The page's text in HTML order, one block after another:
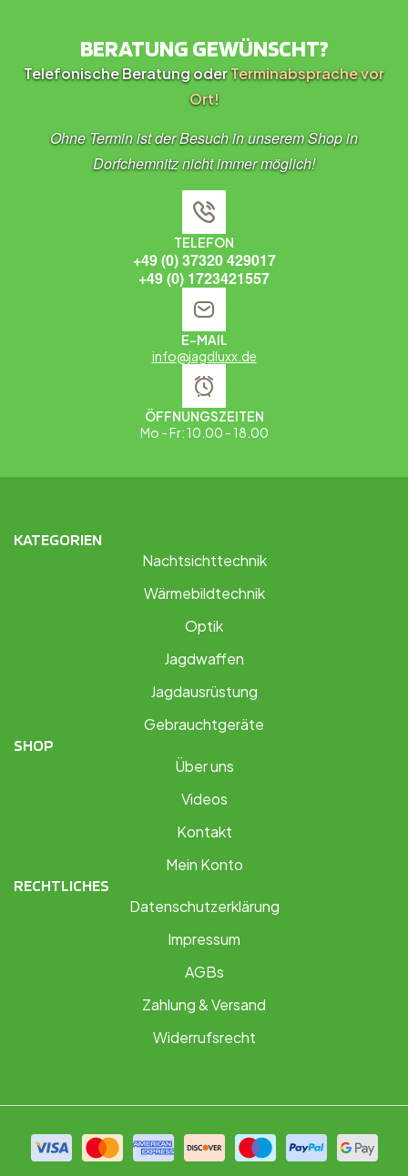
BERATUNG GEWÜNSCHT?
Telefonische Beratung oderTerminabsprache vor
Ort!
Ohne Termin ist der Besuch in unserem Shop in
Dorfchemnitz nicht immer möglich!
TELEFON
+49 (0) 37320 429017
+49 (0) 1723421557
E-MAIL
info@jagdluxx.de
ÖFFNUNGSZEITEN
Mo - Fr: 10.00 - 18.00
KATEGORIEN
Nachtsichttechnik
Wärmebildtechnik
Optik
Jagdwaffen
Jagdausrüstung
Gebrauchtgeräte
SHOP
Über uns
Videos
Kontakt
Mein Konto
RECHTLICHES
Datenschutzerklärung
Impressum
AGBs
Zahlung & Versand
Widerrufsrecht